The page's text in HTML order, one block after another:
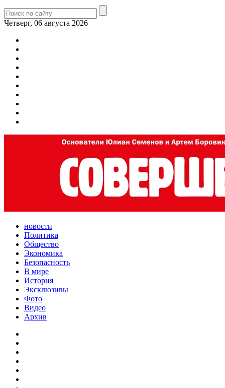
Четверг, 06 августа 2026
новости
Политика
Общество
Экономика
Безопасность
В мире
История
Эксклюзивы
Фото
Видео
Архив